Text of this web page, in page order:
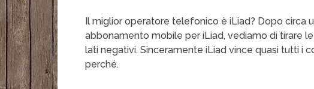
Il miglior operatore telefonico è iLiad? Dopo circa
abbonamento mobile per iLiad, vediamo di tirare
lati negativi. Sinceramente iLiad vince quasi tutti i
perché.